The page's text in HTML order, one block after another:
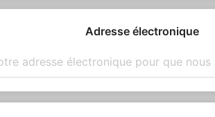
Adresse électronique